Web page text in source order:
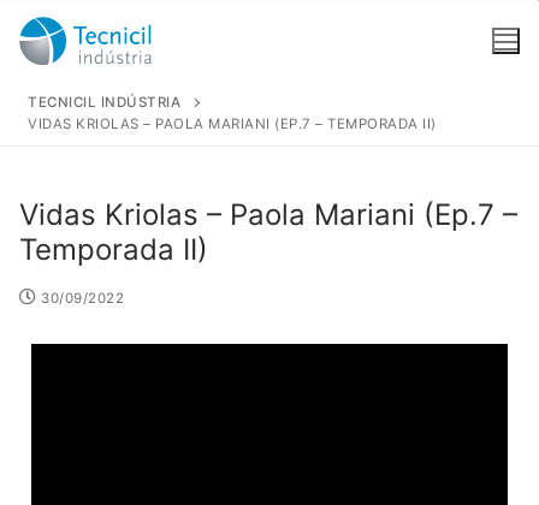
A Empresa
Quem somos
TECNICIL INDÚSTRIA
VIDAS KRIOLAS – PAOLA MARIANI (EP.7 – TEMPORADA II)
Vidas Kriolas – Paola Mariani (Ep.7 –
Temporada II)
30/09/2022